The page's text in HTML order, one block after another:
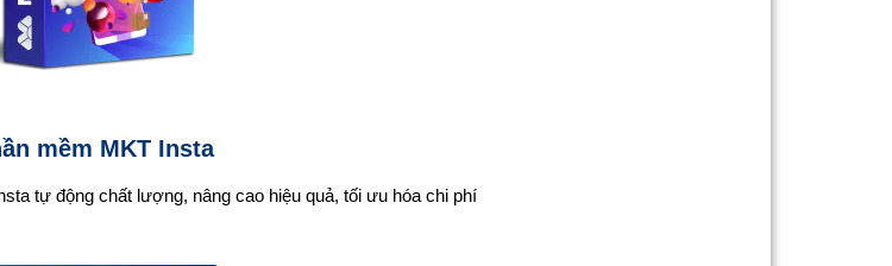
mềm MKT Insta
tự động chất lượng, nâng cao hiệu quả, tối ưu hóa chi phí